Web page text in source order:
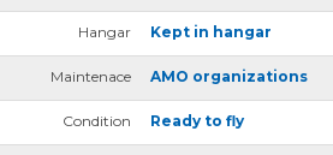
Hangar Kept in hangar
Maintenace AMO organizations
Condition Ready to fly